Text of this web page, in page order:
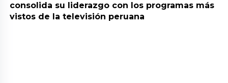
consolida su liderazgo con los programas más
vistos de la televisión peruana